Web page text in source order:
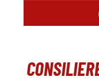
Robot de turnătorie